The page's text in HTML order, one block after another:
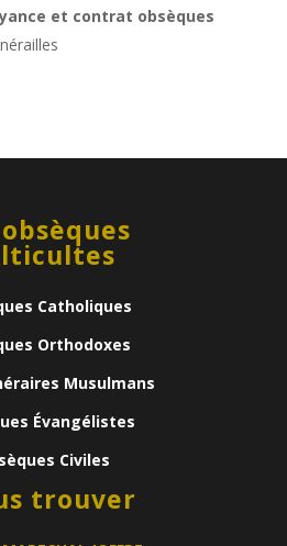
et contrat obsèques
Catholiques
Orthodoxes
Musulmans
Évangélistes
Civiles
trouver